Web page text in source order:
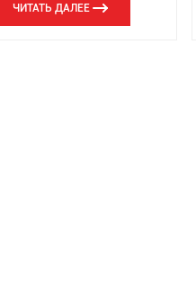
ЧИТАТЬ ДАЛЕЕ